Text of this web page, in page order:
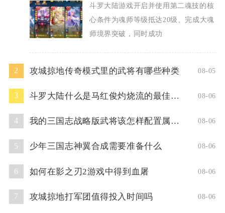
斗罗大陆游戏开启并使用第二魂技的核
心条件为魂师等级抵达20级、完成大魂
师境界突破，同时成功
2 攻城掠地传奇模式里的武将有哪些种类 08-05
3 斗罗大陆什么是马红俊灼烧流的最佳阵容 08-06
4 我的三国志战略版武将该怎样配置属性点 08-06
5 少年三国志神翼合成需要准备什么 08-06
6 如何在影之刃2游戏中得到血屠 08-06
7 攻城掠地打军团值得投入时间吗 08-06